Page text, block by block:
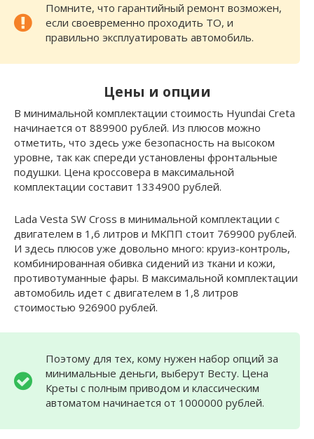
Помните, что гарантийный ремонт возможен,
если своевременно проходить ТО, и
правильно эксплуатировать автомобиль.
Цены и опции
В минимальной комплектации стоимость Hyundai Creta
начинается от 889900 рублей. Из плюсов можно
отметить, что здесь уже безопасность на высоком
уровне, так как спереди установлены фронтальные
подушки. Цена кроссовера в максимальной
комплектации составит 1334900 рублей.
Lada Vesta SW Cross в минимальной комплектации с
двигателем в 1,6 литров и МКПП стоит 769900 рублей.
И здесь плюсов уже довольно много: круиз-контроль,
комбинированная обивка сидений из ткани и кожи,
противотуманные фары. В максимальной комплектации
автомобиль идет с двигателем в 1,8 литров
стоимостью 926900 рублей.
Поэтому для тех, кому нужен набор опций за
минимальные деньги, выберут Весту. Цена
Креты с полным приводом и классическим
автоматом начинается от 1000000 рублей.